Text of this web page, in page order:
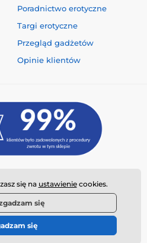
Poradnictwo erotyczne
Targi erotyczne
Przegląd gadżetów
Opinie klientów
⦁ Utworzono e-sklep
się na ustawieniecookies.
się
się